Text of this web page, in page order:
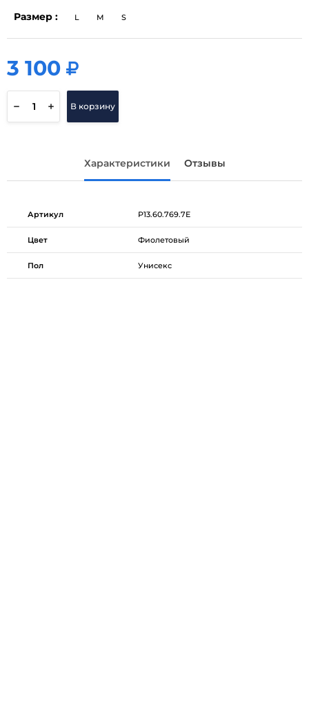
Размер : L M S
3 100
3 100
В корзину
Характеристики Отзывы
Артикул P13.60.769.7E
Цвет Фиолетовый
Пол Унисекс